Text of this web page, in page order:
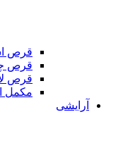
قرص
قرص
قرص
مکمل
آرایشی